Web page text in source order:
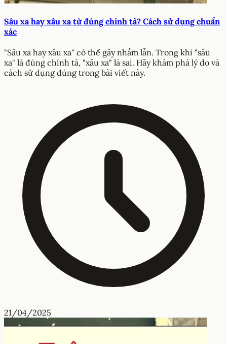
Sâu xa hay xâu xa từ đúng chính tả? Cách sử dụng chuẩn
xác
"Sâu xa hay xâu xa" có thể gây nhầm lẫn. Trong khi "sâu
xa" là đúng chính tả, "xâu xa" là sai. Hãy khám phá lý do và
cách sử dụng đúng trong bài viết này.
21/04/2025